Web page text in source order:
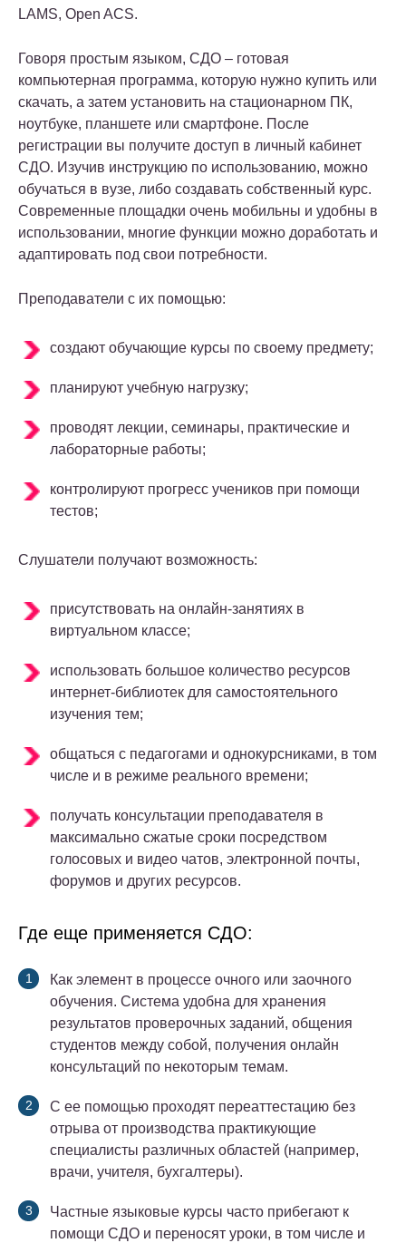
LAMS, Open ACS.
Говоря простым языком, СДО – готовая
компьютерная программа, которую нужно купить или
скачать, а затем установить на стационарном ПК,
ноутбуке, планшете или смартфоне. После
регистрации вы получите доступ в личный кабинет
СДО. Изучив инструкцию по использованию, можно
обучаться в вузе, либо создавать собственный курс.
Современные площадки очень мобильны и удобны в
использовании, многие функции можно доработать и
адаптировать под свои потребности.
Преподаватели с их помощью:
создают обучающие курсы по своему предмету;
планируют учебную нагрузку;
проводят лекции, семинары, практические и
лабораторные работы;
контролируют прогресс учеников при помощи
тестов;
Слушатели получают возможность:
присутствовать на онлайн-занятиях в
виртуальном классе;
использовать большое количество ресурсов
интернет-библиотек для самостоятельного
изучения тем;
общаться с педагогами и однокурсниками, в том
числе и в режиме реального времени;
получать консультации преподавателя в
максимально сжатые сроки посредством
голосовых и видео чатов, электронной почты,
форумов и других ресурсов.
Где еще применяется СДО:
Как элемент в процессе очного или заочного
обучения. Система удобна для хранения
результатов проверочных заданий, общения
студентов между собой, получения онлайн
консультаций по некоторым темам.
С ее помощью проходят переаттестацию без
отрыва от производства практикующие
специалисты различных областей (например,
врачи, учителя, бухгалтеры).
Частные языковые курсы часто прибегают к
помощи СДО и переносят уроки, в том числе и